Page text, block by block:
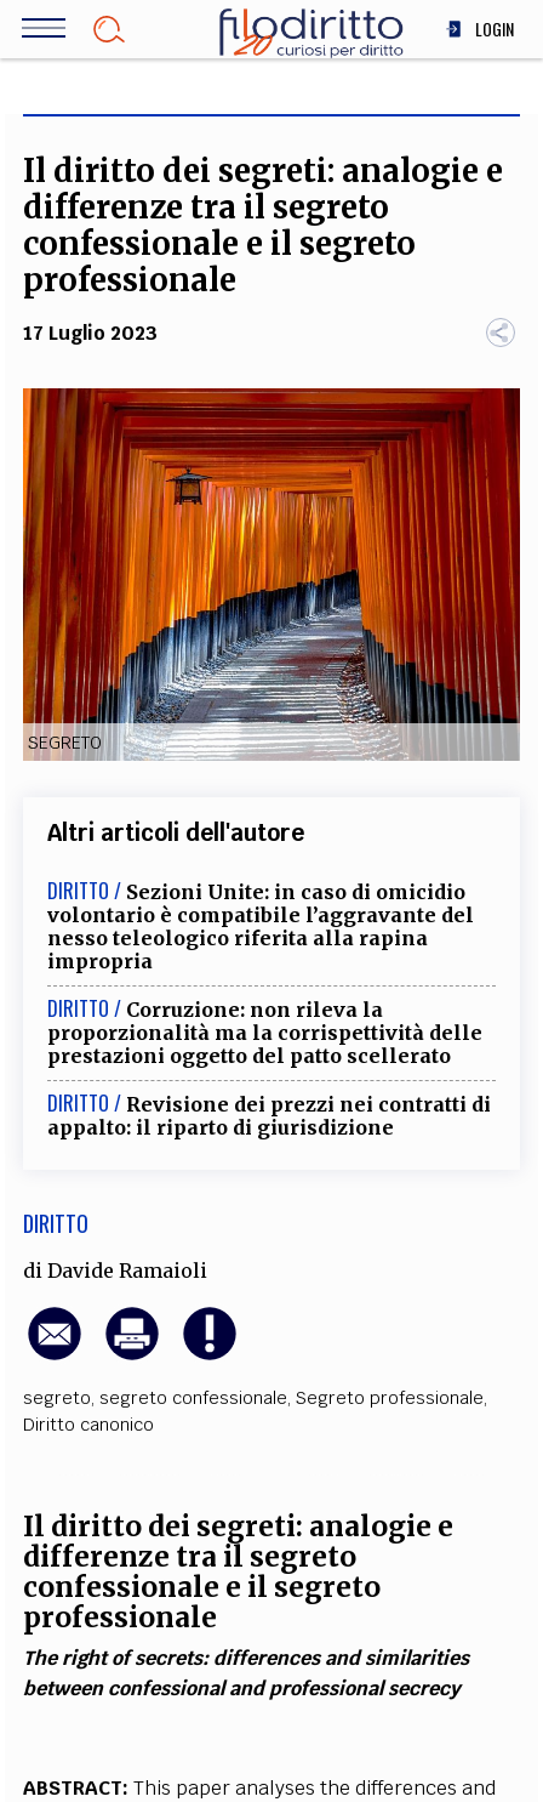
Salta
LOGIN
SOCIETÀ
MEDICINA
SCIENZA
STORIA E FILOSOFIA
TEAM
FILODIRITTO REDAZIONE COMITATO SCIENTIFICO AUTORI
CURATORI
FOTOGRAFI PARTNER COLLABORA CON NOI
EXTRA
CODICI RUBRICHE LIBRI PROCEEDINGS PUBBLICITÀ CONTATTI
SOCIAL MEDIA
Il diritto dei segreti: analogie e
differenze tra il segreto
confessionale e il segreto
professionale
17 Luglio 2023
SEGRETO
Altri articoli dell'autore
DIRITTO / Sezioni Unite: in caso di omicidio
volontario è compatibile l’aggravante del
nesso teleologico riferita alla rapina
impropria
DIRITTO / Corruzione: non rileva la
proporzionalità ma la corrispettività delle
prestazioni oggetto del patto scellerato
DIRITTO / Revisione dei prezzi nei contratti di
appalto: il riparto di giurisdizione
DIRITTO
diDavide Ramaioli
segreto,segreto confessionale,Segreto professionale,
Diritto canonico
Il diritto dei segreti: analogie e
differenze tra il segreto
confessionale e il segreto
professionale
The right of secrets: differences and similarities
between confessional and professional secrecy
ABSTRACT:This paper analyses the differences and